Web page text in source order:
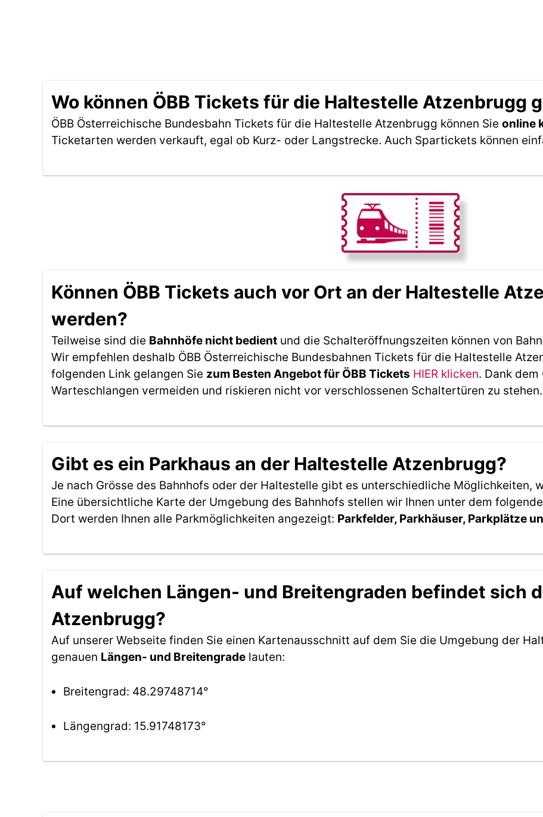
Wo können ÖBB Tickets für die Haltestelle Atzenbrugg
ÖBB Österreichische Bundesbahn Tickets für die Haltestelle Atzenbrugg können Sie online
Ticketarten werden verkauft, egal ob Kurz- oder Langstrecke. Auch Spartickets können
Können ÖBB Tickets auch vor Ort an der Haltestelle
werden?
Teilweise sind die Bahnhöfe nicht bedient und die Schalteröffnungszeiten können von
Wir empfehlen deshalb ÖBB Österreichische Bundesbahnen Tickets für die Haltestelle
folgenden Link gelangen Sie zum Besten Angebot für ÖBB Tickets HIER klicken. Dank dem
Warteschlangen vermeiden und riskieren nicht vor verschlossenen Schaltertüren zu stehen.
Gibt es ein Parkhaus an der Haltestelle Atzenbrugg?
Je nach Grösse des Bahnhofs oder der Haltestelle gibt es unterschiedliche Möglichkeiten,
Eine übersichtliche Karte der Umgebung des Bahnhofs stellen wir Ihnen unter dem
Dort werden Ihnen alle Parkmöglichkeiten angezeigt: Parkfelder, Parkhäuser, Parkplätze
Auf welchen Längen- und Breitengraden befindet sich
Atzenbrugg?
Auf unserer Webseite finden Sie einen Kartenausschnitt auf dem Sie die Umgebung der
genauen Längen- und Breitengrade lauten:
Breitengrad: 48.29748714°
Längengrad: 15.91748173°